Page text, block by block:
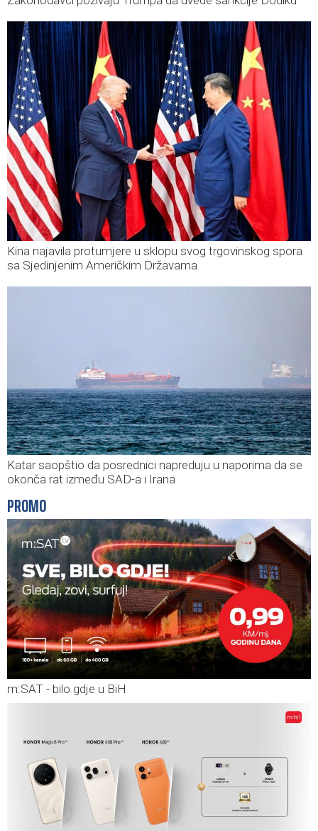
Kina najavila protumjere u sklopu svog trgovinskog spora
sa Sjedinjenim Američkim Državama
Katar saopštio da posrednici napreduju u naporima da se
okonča rat između SAD-a i Irana
PROMO
m:SAT - bilo gdje u BiH